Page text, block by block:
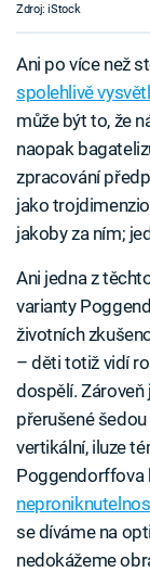
Zdroj: iStock
Ani po více než
spolehlivě
může být to, že
naopak
zpracování
jako
jakoby za ním;
Ani jedna z
varianty
životních
– děti totiž vidí
dospělí. Zároveň
přerušené
vertikální, iluze
Poggendorffova
se díváme na
nedokážeme